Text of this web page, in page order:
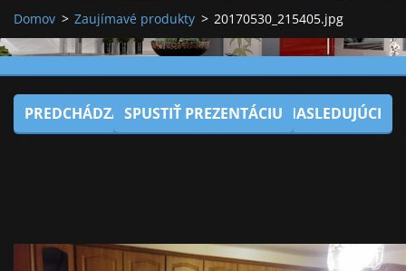
Domov > Zaujímavé produkty > 20170530_215405.jpg
PREDCHÁDZAJÚCISPUSTIŤ PREZENTÁCIU NASLEDUJÚCI